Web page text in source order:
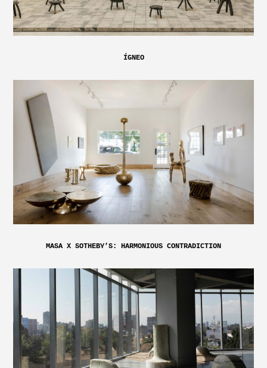
ÍGNEO
MASA X SOTHEBY’S: HARMONIOUS CONTRADICTION